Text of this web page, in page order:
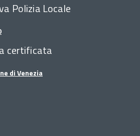
Polizia Locale
certificata
di Venezia